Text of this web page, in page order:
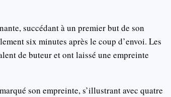
succédant à un premier but de son
six minutes après le coup d’envoi. Les
de buteur et ont laissé une empreinte
son empreinte, s’illustrant avec quatre